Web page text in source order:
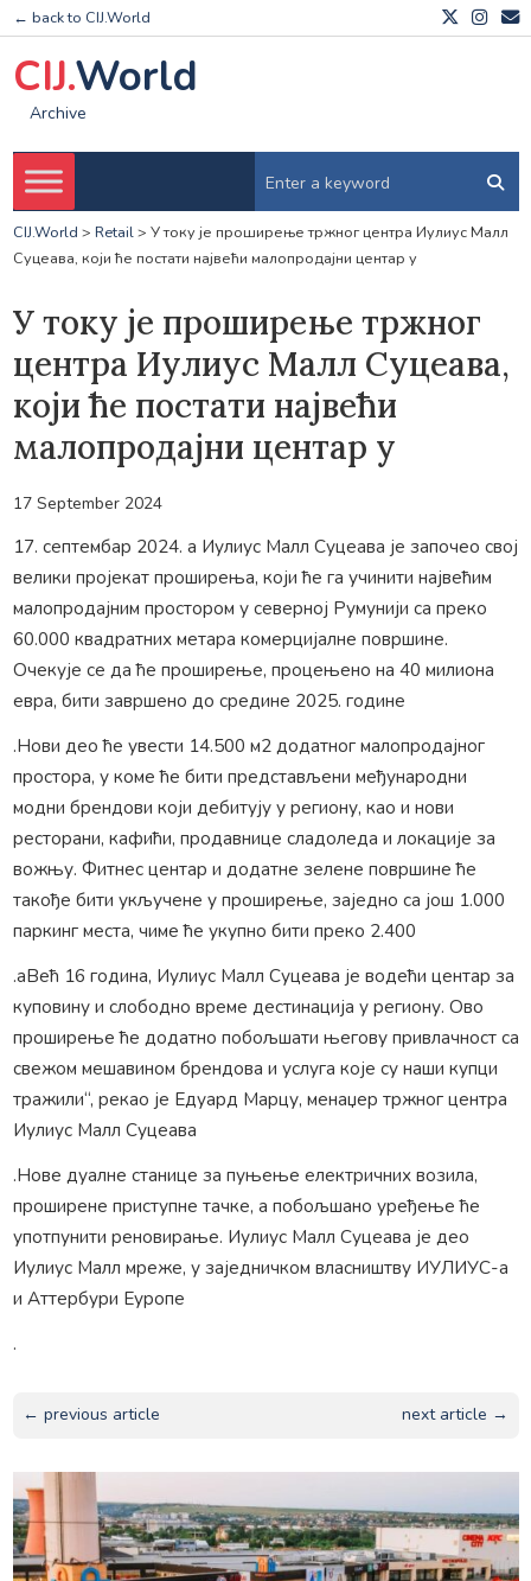
← back to CIJ.World
CIJ.World
Archive
CIJ.World > Retail> У току је проширење тржног центра Иулиус Малл
Суцеава, који ће постати највећи малопродајни центар у
У току је проширење тржног
центра Иулиус Малл Суцеава,
који ће постати највећи
малопродајни центар у
17 September 2024
17. септембар 2024. а Иулиус Малл Суцеава је започео свој
велики пројекат проширења, који ће га учинити највећим
малопродајним простором у северној Румунији са преко
60.000 квадратних метара комерцијалне површине.
Очекује се да ће проширење, процењено на 40 милиона
евра, бити завршено до средине 2025. године
.Нови део ће увести 14.500 м2 додатног малопродајног
простора, у коме ће бити представљени међународни
модни брендови који дебитују у региону, као и нови
ресторани, кафићи, продавнице сладоледа и локације за
вожњу. Фитнес центар и додатне зелене површине ће
такође бити укључене у проширење, заједно са још 1.000
паркинг места, чиме ће укупно бити преко 2.400
.аВећ 16 година, Иулиус Малл Суцеава је водећи центар за
куповину и слободно време дестинација у региону. Ово
проширење ће додатно побољшати његову привлачност са
свежом мешавином брендова и услуга које су наши купци
тражили“, рекао је Едуард Марцу, менаџер тржног центра
Иулиус Малл Суцеава
.Нове дуалне станице за пуњење електричних возила,
проширене приступне тачке, а побољшано уређење ће
употпунити реновирање. Иулиус Малл Суцеава је део
Иулиус Малл мреже, у заједничком власништву ИУЛИУС-а
и Аттербури Еуропе
.
← previous article next article →